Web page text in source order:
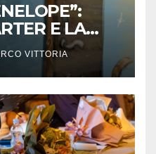
E LA
VITTORIA